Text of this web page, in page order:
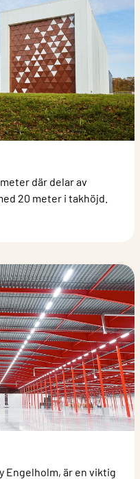
där delar av
20 meter i takhöjd.
Engelholm, är en viktig